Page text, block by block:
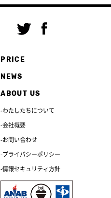
PRICE
NEWS
ABOUT US
わたしたちについて
会社概要
お問い合わせ
プライバシーポリシー
情報セキュリティ方針